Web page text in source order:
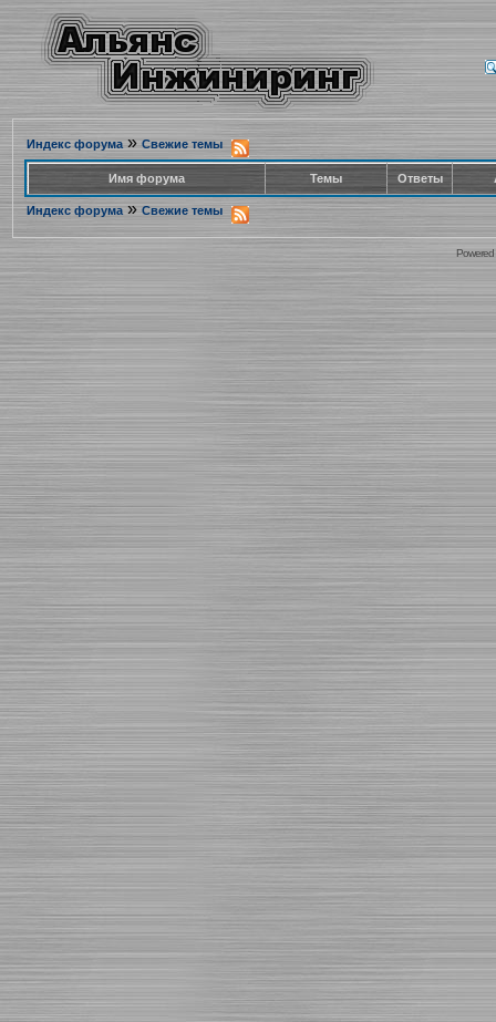
Индекс форума» Свежие темы
Имя форума Темы Ответы
Индекс форума » Свежие темы